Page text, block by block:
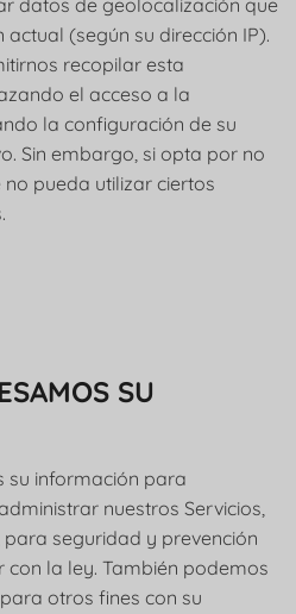
datos de geolocalización que
actual (según su dirección IP).
recopilar esta
el acceso a la
la configuración de su
Sin embargo, si opta por no
pueda utilizar ciertos
SU
su información para
nuestros Servicios,
seguridad y prevención
la ley. También podemos
otros fines con su